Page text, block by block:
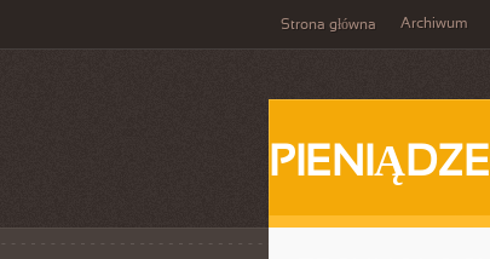
Strona główna Archiwum
PIENIĄDZE